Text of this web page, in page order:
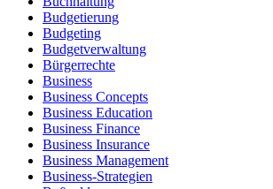
Budgetierung
Budgeting
Budgetverwaltung
Bürgerrechte
Business
Business Concepts
Business Education
Business Finance
Business Insurance
Business Management
Business-Strategien